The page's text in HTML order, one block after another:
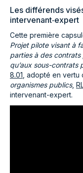
Les différends
intervenant‑expert
Cette première
Projet pilote visant à
parties à des
qu’aux sous-contrats
8.01 , adopté en vertu
organismes publics,
intervenant-expert.